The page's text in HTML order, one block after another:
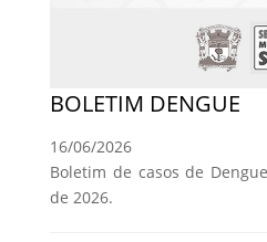
BOLETIM DENGUE
16/06/2026
Boletim de casos de
de 2026.